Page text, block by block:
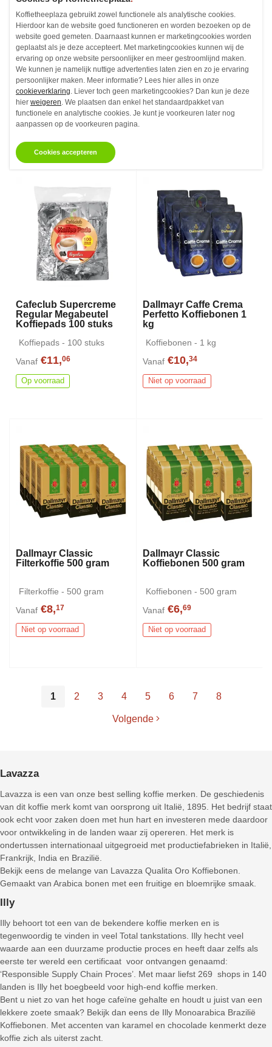
Cafeclub Supercreme
Mild Koffiepads 36 stuks
Koffiepads - 36 stuks
Vanaf €3,47
Cafeclub Supercreme
Regular Koffiepads 36
stuks
Koffiepads - 36 stuks
Vanaf €3,86
Cafeclub Supercreme
Regular Megabeutel
Koffiepads 100 stuks
Koffiepads - 100 stuks
Vanaf €11,06
Op voorraad
Dallmayr Caffe Crema
Perfetto Koffiebonen 1
kg
Koffiebonen - 1 kg
Vanaf €10,34
Niet op voorraad
Dallmayr Classic
Filterkoffie 500 gram
Filterkoffie - 500 gram
Vanaf €8,17
Niet op voorraad
Dallmayr Classic
Koffiebonen 500 gram
Koffiebonen - 500 gram
Vanaf €6,69
Niet op voorraad
1 2 3 4 5 6 7 8
Volgende
Lavazza
Lavazza is een van onze best selling koffie merken. De geschiedenis
van dit koffie merk komt van oorsprong uit Italië, 1895. Het bedrijf staat
ook echt voor zaken doen met hun hart en investeren mede daardoor
voor ontwikkeling in de landen waar zij opereren. Het merk is
ondertussen internationaal uitgegroeid met productiefabrieken in Italië,
Frankrijk, India en Brazilië.
Bekijk eens de melange van Lavazza Qualita Oro Koffiebonen.
Gemaakt van Arabica bonen met een fruitige en bloemrijke smaak.
Illy
Illy behoort tot een van de bekendere koffie merken en is
tegenwoordig te vinden in veel Total tankstations. Illy hecht veel
waarde aan een duurzame productie proces en heeft daar zelfs als
eerste ter wereld een certificaat voor ontvangen genaamd:
‘Responsible Supply Chain Proces’. Met maar liefst 269 shops in 140
landen is Illy het boegbeeld voor high-end koffie merken.
Bent u niet zo van het hoge cafeïne gehalte en houdt u juist van een
lekkere zoete smaak? Bekijk dan eens de Illy Monoarabica Brazilië
Koffiebonen. Met accenten van karamel en chocolade kenmerkt deze
koffie zich als uiterst zacht.
Koffietheeplaza gebruikt zowel functionele als analytische cookies.
Hierdoor kan de website goed functioneren en worden bezoeken op de
website goed gemeten. Daarnaast kunnen er marketingcookies worden
geplaatst als je deze accepteert. Met marketingcookies kunnen wij de
ervaring op onze website persoonlijker en meer gestroomlijnd maken.
We kunnen je namelijk nuttige advertenties laten zien en zo je ervaring
persoonlijker maken. Meer informatie? Lees hier alles in onze
cookieverklaring. Liever toch geen marketingcookies? Dan kun je deze
hier weigeren. We plaatsen dan enkel het standaardpakket van
functionele en analytische cookies. Je kunt je voorkeuren later nog
aanpassen op de voorkeuren pagina.
Cookies accepteren